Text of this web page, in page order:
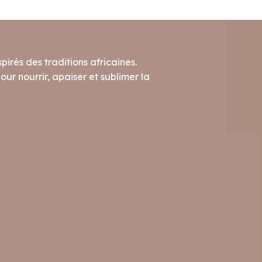
des traditions africaines.
nourrir, apaiser et sublimer la